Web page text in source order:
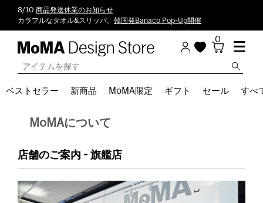
8/10 商品発送休業のお知らせ
カラフルなタオル&スリッパ。 韓国発Banaco Pop-Up開催
0
ベストセラー 新商品 MoMA限定 ギフト セール すべ
MoMAについて
店舗のご案内 - 旗艦店